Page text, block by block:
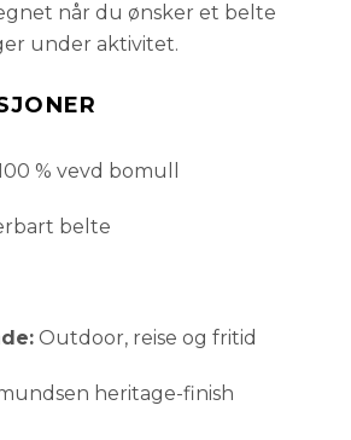
når du ønsker et belte
under aktivitet.
% vevd bomull
belte
Outdoor, reise og fritid
heritage-finish